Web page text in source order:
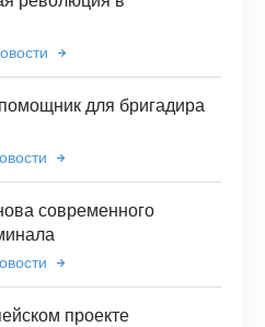
для бригадира
современного
проекте